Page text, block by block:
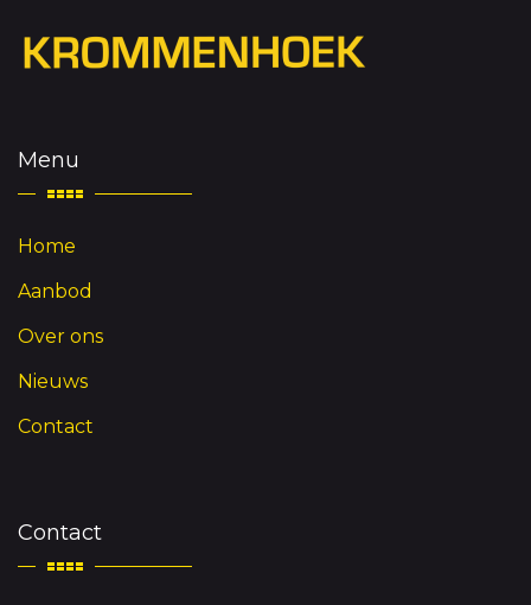
Menu
Home
Aanbod
Over ons
Nieuws
Contact
Contact